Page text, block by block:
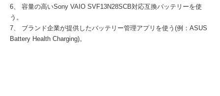
6、 容量の高いSony VAIO SVF13N28SCB対応互換バッテリーを使
う。
7、 ブランド企業が提供したバッテリー管理アプリを使う(例：ASUS
Battery Health Charging)。